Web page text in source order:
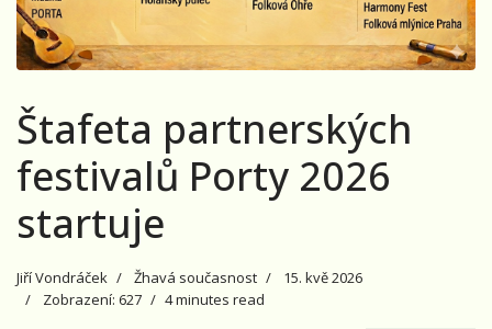
Štafeta partnerských
festivalů Porty 2026
startuje
Jiří Vondráček Žhavá současnost
15. kvě 2026
Zobrazení: 627
4 minutes read